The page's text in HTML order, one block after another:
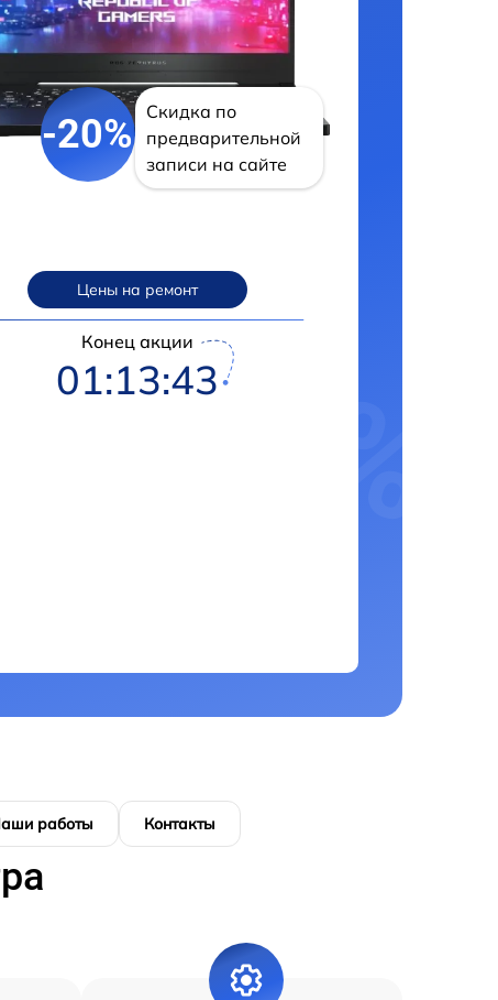
-20%
Скидка по
предварительной
записи на сайте
Цены на ремонт
Конец акции
01:13:43
работы Контакты